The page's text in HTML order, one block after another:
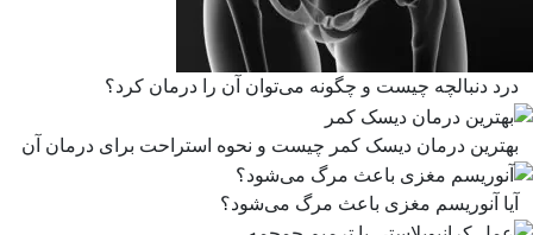
درد دنبالچه چیست و چگونه می‌توان آن را درمان کرد؟
بهترین درمان دیسک کمر چیست و نحوه استراحت برای درمان آن
آیا آنوریسم مغزی باعث مرگ می‌شود؟